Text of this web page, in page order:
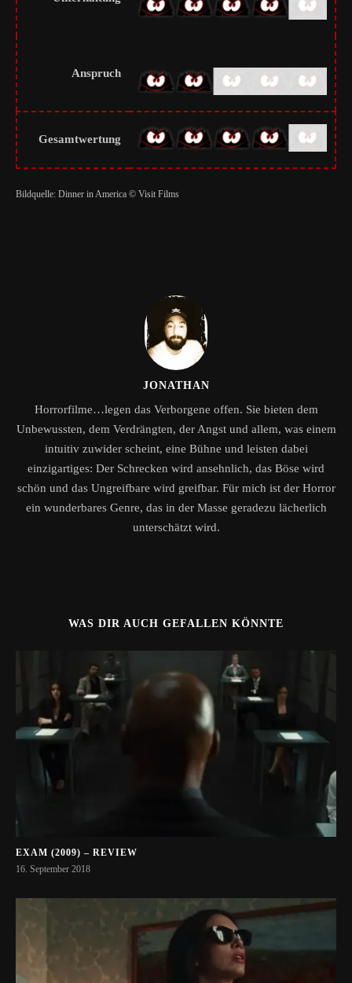
Anspruch
Gesamtwertung
Bildquelle: Dinner in America © Visit Films
JONATHAN
Horrorfilme…legen das Verborgene offen. Sie bieten dem
Unbewussten, dem Verdrängten, der Angst und allem, was einem
intuitiv zuwider scheint, eine Bühne und leisten dabei
einzigartiges: Der Schrecken wird ansehnlich, das Böse wird
schön und das Ungreifbare wird greifbar. Für mich ist der Horror
ein wunderbares Genre, das in der Masse geradezu lächerlich
unterschätzt wird.
WAS DIR AUCH GEFALLEN KÖNNTE
EXAM (2009) – REVIEW
16. September 2018